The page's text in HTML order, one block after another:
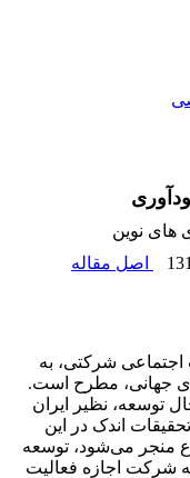
های نوین
اصل مقاله
اجتماعی شرکتی، به
جهانی، مطرح است.
توسعه، نظیر ایران
اندک در این
منجر می‌شود، توسعه
شرکت اجازه فعالیت